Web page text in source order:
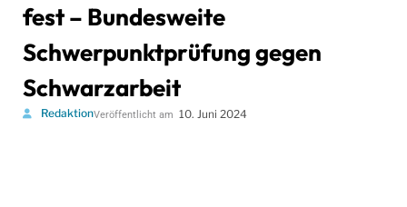
fest – Bundesweite
Schwerpunktprüfung gegen
Schwarzarbeit
RedaktionVeröffentlicht am 10. Juni 2024